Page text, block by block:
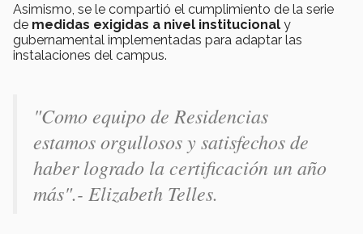
Asimismo, se le compartió el cumplimiento de la serie
de medidas exigidas a nivel institucional y
gubernamental implementadas para adaptar las
instalaciones del campus.
"Como equipo de Residencias
estamos orgullosos y satisfechos de
haber logrado la certificación un año
más".- Elizabeth Telles.